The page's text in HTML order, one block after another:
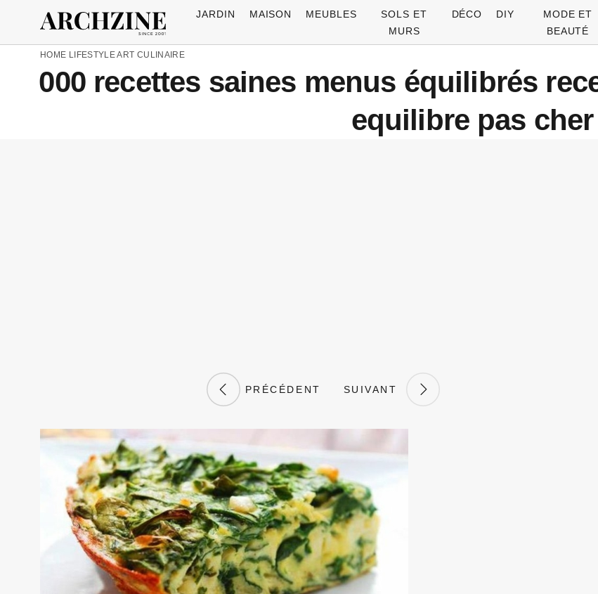
JARDIN MAISON MEUBLES
SOLS ET
MURS
DÉCO DIY
MODE ET
BEAUTÉ
HOME LIFESTYLEART CULINAIRE
000 recettes saines menus équilibrés
equilibre pas cher
PRÉCÉDENT SUIVANT